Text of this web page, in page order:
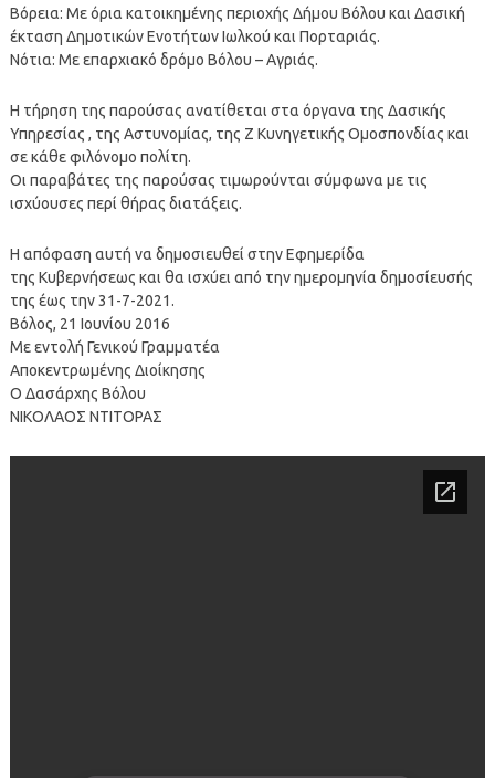
Βόρεια: Με όρια κατοικημένης περιοχής Δήμου Βόλου και Δασική
έκταση Δημοτικών Ενοτήτων Ιωλκού και Πορταριάς.
Νότια: Με επαρχιακό δρόμο Βόλου – Αγριάς.
Η τήρηση της παρούσας ανατίθεται στα όργανα της Δασικής
Υπηρεσίας , της Αστυνομίας, της Ζ Κυνηγετικής Ομοσπονδίας και
σε κάθε φιλόνομο πολίτη.
Οι παραβάτες της παρούσας τιμωρούνται σύμφωνα με τις
ισχύουσες περί θήρας διατάξεις.
Η απόφαση αυτή να δημοσιευθεί στην Εφημερίδα
της Κυβερνήσεως και θα ισχύει από την ημερομηνία δημοσίευσής
της έως την 31-7-2021.
Βόλος, 21 Ιουνίου 2016
Με εντολή Γενικού Γραμματέα
Αποκεντρωμένης Διοίκησης
Ο Δασάρχης Βόλου
ΝΙΚΟΛΑΟΣ ΝΤΙΤΟΡΑΣ